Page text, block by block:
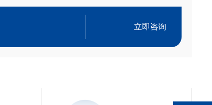
立即咨询